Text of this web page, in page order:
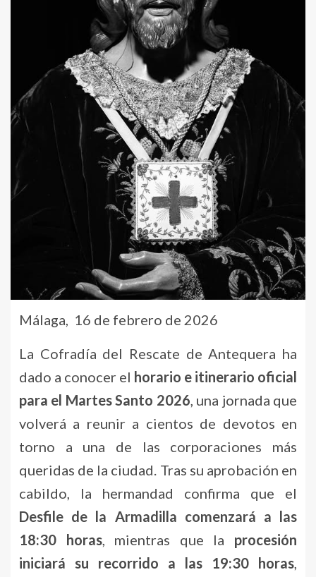
Málaga, 16 de febrero de 2026
La Cofradía del Rescate de Antequera ha
dado a conocer el horario e itinerario oficial
para el Martes Santo 2026, una jornada que
volverá a reunir a cientos de devotos en
torno a una de las corporaciones más
queridas de la ciudad. Tras su aprobación en
cabildo, la hermandad confirma que el
Desfile de la Armadilla comenzará a las
18:30 horas, mientras que la procesión
iniciará su recorrido a las 19:30 horas,